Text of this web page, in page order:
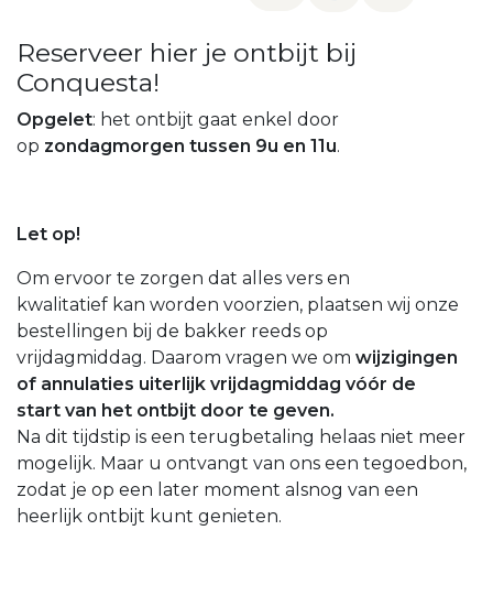
Reserveer hier je ontbijt bij
Conquesta!
Opgelet: het ontbijt gaat enkel door
op zondagmorgen tussen 9u en 11u.
Let op!
Om ervoor te zorgen dat alles vers en
kwalitatief kan worden voorzien, plaatsen wij onze
bestellingen bij de bakker reeds op
vrijdagmiddag. Daarom vragen we om wijzigingen
of annulaties uiterlijk vrijdagmiddag vóór de
start van het ontbijt door te geven.
Na dit tijdstip is een terugbetaling helaas niet meer
mogelijk. Maar u ontvangt van ons een tegoedbon,
zodat je op een later moment alsnog van een
heerlijk ontbijt kunt genieten.